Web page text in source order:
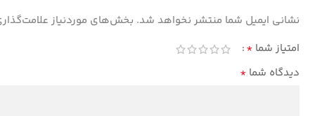
نشانی ایمیل شما منتشر نخواهد شد. بخش‌های موردنیاز
امتیاز شما *
دیدگاه شما *